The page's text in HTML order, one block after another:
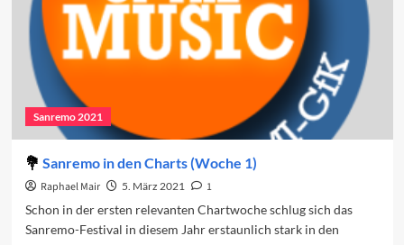
Sanremo 2021
Sanremo in den Charts (Woche 1)
Raphael Mair 5. März 2021
1
Schon in der ersten relevanten Chartwoche schlug sich das
Sanremo-Festival in diesem Jahr erstaunlich stark in den